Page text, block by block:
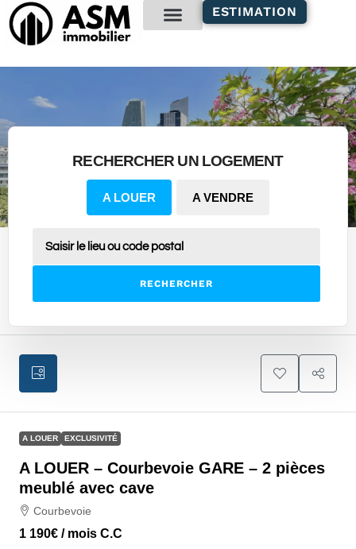
principal
ESTIMATION
RECHERCHER UN LOGEMENT
A LOUER A VENDRE
RECHERCHER
A LOUER EXCLUSIVITÉ
A LOUER – Courbevoie GARE – 2 pièces
meublé avec cave
Courbevoie
1 190€ / mois C.C